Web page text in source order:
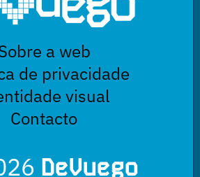
a web
de privacidade
visual
Contacto
DeVuego